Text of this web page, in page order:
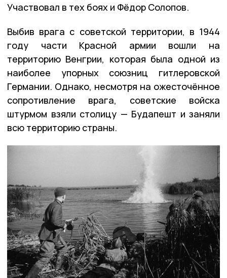
Участвовал в тех боях и Фёдор Солопов.
Выбив врага с советской территории, в 1944
году части Красной армии вошли на
территорию Венгрии, которая была одной из
наиболее упорных союзниц гитлеровской
Германии. Однако, несмотря на ожесточённое
сопротивление врага, советские войска
штурмом взяли столицу — Будапешт и заняли
всю территорию страны.